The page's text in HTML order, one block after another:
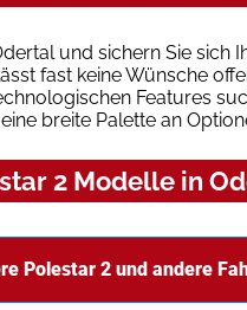
und sichern Sie sich
fast keine Wünsche
Features
breite Palette an
2 Modelle in
Polestar 2 und andere